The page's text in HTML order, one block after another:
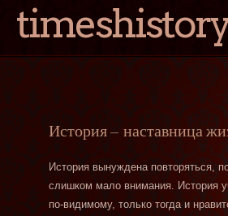
История — наставница
История вынуждена повторяться,
слишком мало внимания. История
по-видимому, только тогда и